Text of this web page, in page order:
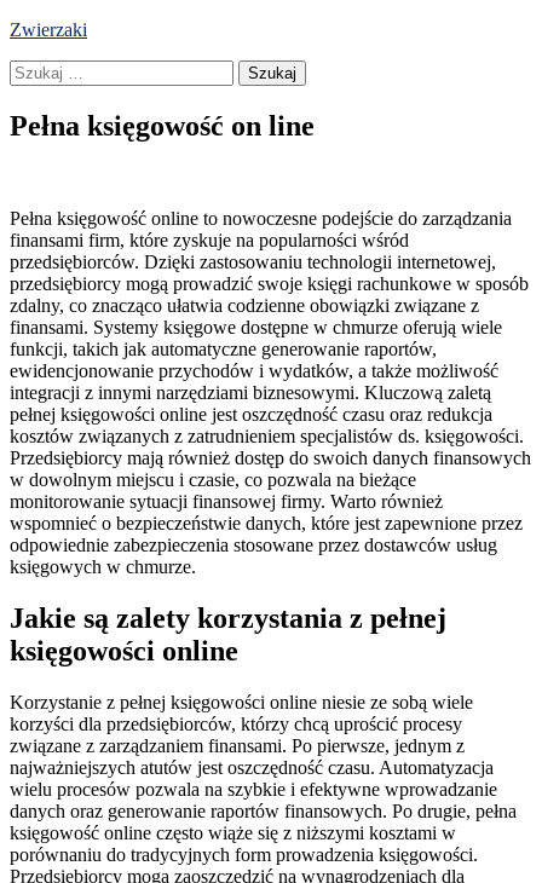
Skip
content
Zwierzaki
Szukaj:
Pełna księgowość on line
Pełna księgowość online to nowoczesne podejście do zarządzania
finansami firm, które zyskuje na popularności wśród
przedsiębiorców. Dzięki zastosowaniu technologii internetowej,
przedsiębiorcy mogą prowadzić swoje księgi rachunkowe w sposób
zdalny, co znacząco ułatwia codzienne obowiązki związane z
finansami. Systemy księgowe dostępne w chmurze oferują wiele
funkcji, takich jak automatyczne generowanie raportów,
ewidencjonowanie przychodów i wydatków, a także możliwość
integracji z innymi narzędziami biznesowymi. Kluczową zaletą
pełnej księgowości online jest oszczędność czasu oraz redukcja
kosztów związanych z zatrudnieniem specjalistów ds. księgowości.
Przedsiębiorcy mają również dostęp do swoich danych finansowych
w dowolnym miejscu i czasie, co pozwala na bieżące
monitorowanie sytuacji finansowej firmy. Warto również
wspomnieć o bezpieczeństwie danych, które jest zapewnione przez
odpowiednie zabezpieczenia stosowane przez dostawców usług
księgowych w chmurze.
Jakie są zalety korzystania z pełnej
księgowości online
Korzystanie z pełnej księgowości online niesie ze sobą wiele
korzyści dla przedsiębiorców, którzy chcą uprościć procesy
związane z zarządzaniem finansami. Po pierwsze, jednym z
najważniejszych atutów jest oszczędność czasu. Automatyzacja
wielu procesów pozwala na szybkie i efektywne wprowadzanie
danych oraz generowanie raportów finansowych. Po drugie, pełna
księgowość online często wiąże się z niższymi kosztami w
porównaniu do tradycyjnych form prowadzenia księgowości.
Przedsiębiorcy mogą zaoszczędzić na wynagrodzeniach dla